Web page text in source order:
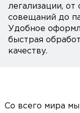
легализации,
совещаний до
Удобное
быстрая
качеству.
Со всего мира мы